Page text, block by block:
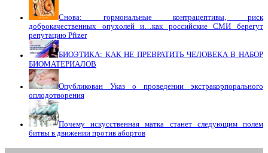
Снова: гормональные контрацептивы, риск
доброкачественных опухолей и…как российские СМИ берегут
репутацию Pfizer
БИОЭТИКА: КАК НЕ ПРЕВРАТИТЬ ЧЕЛОВЕКА В НАБОР
БИОМАТЕРИАЛОВ
Опубликован Указ о проведении экстракорпорального
оплодотворения
Почему искусственная матка станет следующим полем
битвы в движении против абортов